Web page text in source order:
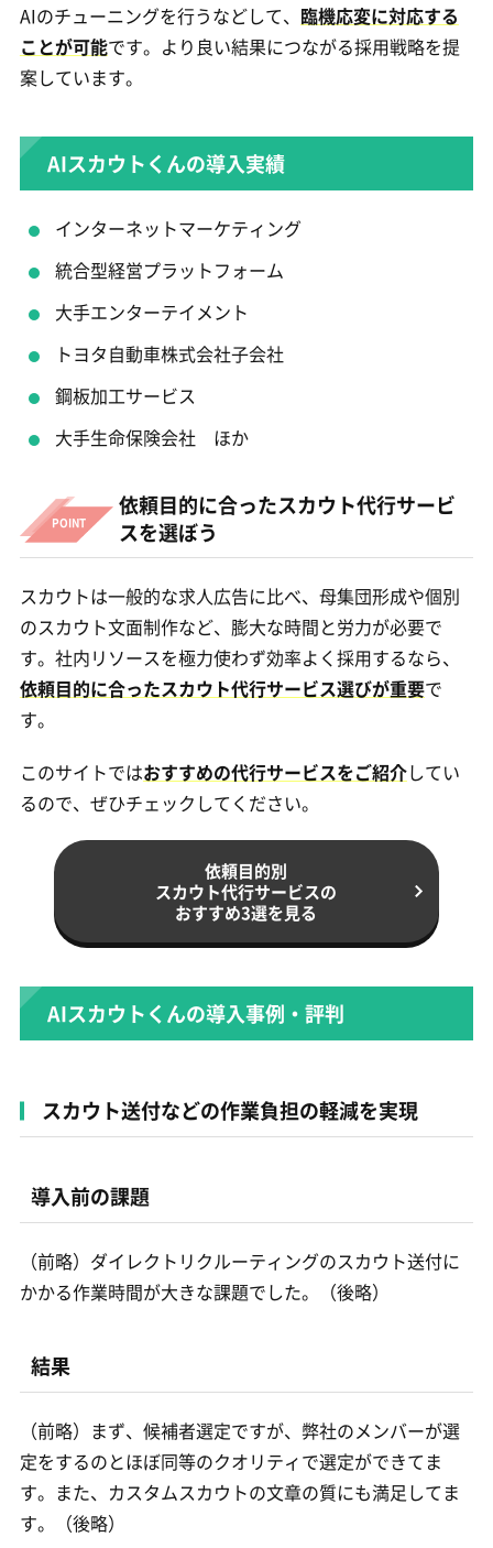
AIのチューニングを行うなどして、 臨機応変に対応する
ことが可能です。より良い結果につながる採用戦略を提
案しています。
AIスカウトくんの導入実績
インターネットマーケティング
統合型経営プラットフォーム
大手エンターテイメント
トヨタ自動車株式会社子会社
鋼板加工サービス
大手生命保険会社 ほか
依頼目的に合ったスカウト代行サービ
スを選ぼう
スカウトは一般的な求人広告に比べ、母集団形成や個別
のスカウト文面制作など、膨大な時間と労力が必要で
す。社内リソースを極力使わず効率よく採用するなら、
依頼目的に合ったスカウト代行サービス選びが重要で
す。
このサイトではおすすめの代行サービスをご紹介してい
るので、ぜひチェックしてください。
依頼目的別
スカウト代行サービスの
おすすめ3選を見る
AIスカウトくんの導入事例・評判
スカウト送付などの作業負担の軽減を実現
導入前の課題
（前略）ダイレクトリクルーティングのスカウト送付に
かかる作業時間が大きな課題でした。（後略）
結果
（前略）まず、候補者選定ですが、弊社のメンバーが選
定をするのとほぼ同等のクオリティで選定ができてま
す。また、カスタムスカウトの文章の質にも満足してま
す。（後略）